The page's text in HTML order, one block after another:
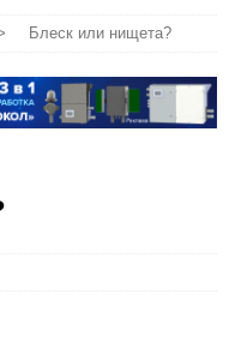
Блеск или нищета?